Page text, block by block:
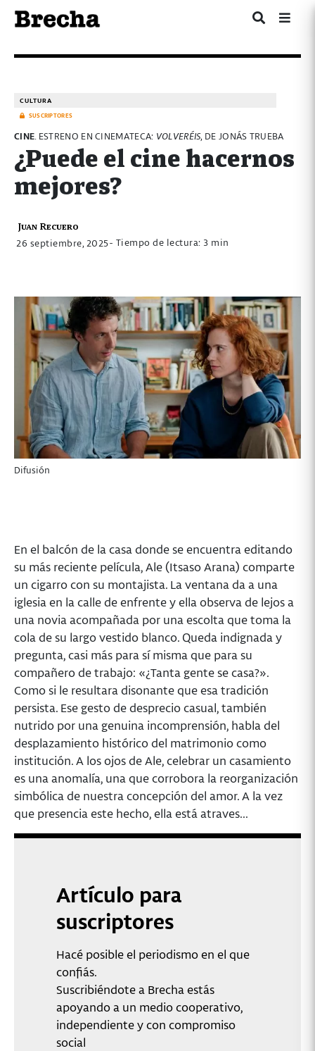
CULTURA
SUSCRIPTORES
CINE. ESTRENO EN CINEMATECA: VOLVERÉIS, DE JONÁS TRUEBA
¿Puede el cine hacernos
mejores?
Juan Recuero
26 septiembre, 2025- Tiempo de lectura: 3 min
Difusión
En el balcón de la casa donde se encuentra editando
su más reciente película, Ale (Itsaso Arana) comparte
un cigarro con su montajista. La ventana da a una
iglesia en la calle de enfrente y ella observa de lejos a
una novia acompañada por una escolta que toma la
cola de su largo vestido blanco. Queda indignada y
pregunta, casi más para sí misma que para su
compañero de trabajo: «¿Tanta gente se casa?».
Como si le resultara disonante que esa tradición
persista. Ese gesto de desprecio casual, también
nutrido por una genuina incomprensión, habla del
desplazamiento histórico del matrimonio como
institución. A los ojos de Ale, celebrar un casamiento
es una anomalía, una que corrobora la reorganización
simbólica de nuestra concepción del amor. A la vez
que presencia este hecho, ella está atraves...
Artículo para
suscriptores
Hacé posible el periodismo en el que
confiás.
Suscribiéndote a Brecha estás
apoyando a un medio cooperativo,
independiente y con compromiso
social